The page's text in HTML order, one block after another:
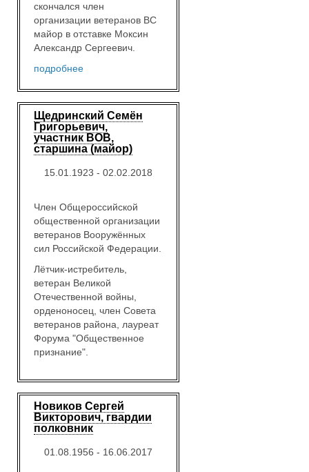
скончался член
организации ветеранов ВС
майор в отставке Моксин
Александр Сергеевич.
подробнее
Щедринский Семён
Григорьевич,
участник ВОВ,
старшина (майор)
15.01.1923 - 02.02.2018
Член Общероссийской
общественной организации
ветеранов Вооружённых
сил Российской Федерации.
Лётчик-истребитель,
ветеран Великой
Отечественной войны,
орденоносец, член Совета
ветеранов района, лауреат
Форума "Общественное
признание".
Новиков Сергей
Викторович, гвардии
полковник
01.08.1956 - 16.06.2017